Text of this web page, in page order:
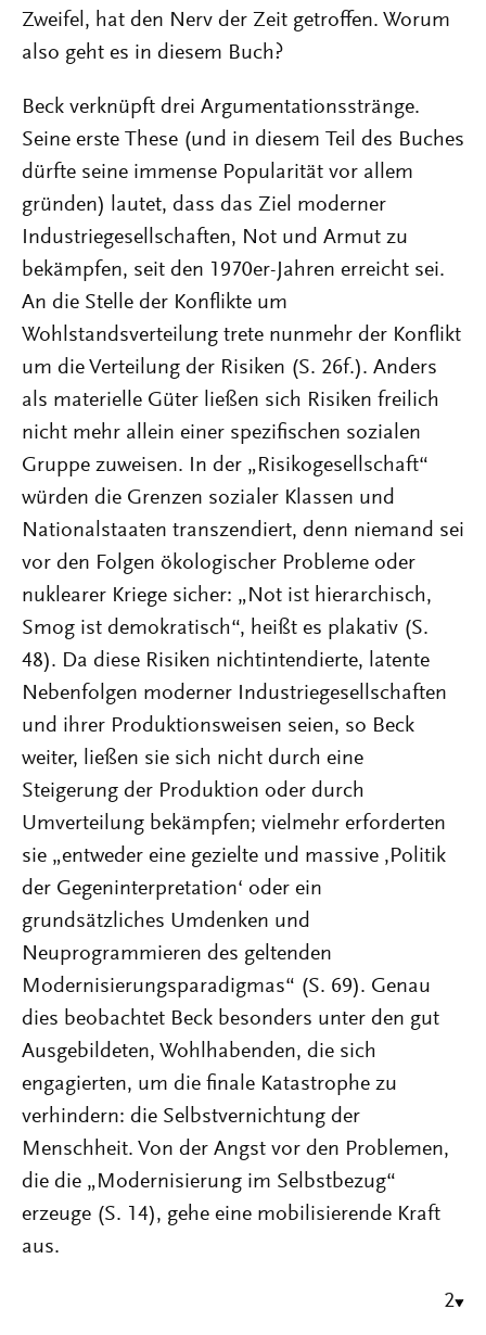
Zweifel, hat den Nerv der Zeit getroffen. Worum
also geht es in diesem Buch?
Beck verknüpft drei Argumentationsstränge.
Seine erste These (und in diesem Teil des Buches
dürfte seine immense Popularität vor allem
gründen) lautet, dass das Ziel moderner
Industriegesellschaften, Not und Armut zu
bekämpfen, seit den 1970er-Jahren erreicht sei.
An die Stelle der Konflikte um
Wohlstandsverteilung trete nunmehr der Konflikt
um die Verteilung der Risiken (S. 26f.). Anders
als materielle Güter ließen sich Risiken freilich
nicht mehr allein einer spezifischen sozialen
Gruppe zuweisen. In der „Risikogesellschaft“
würden die Grenzen sozialer Klassen und
Nationalstaaten transzendiert, denn niemand sei
vor den Folgen ökologischer Probleme oder
nuklearer Kriege sicher: „Not ist hierarchisch,
Smog ist demokratisch“, heißt es plakativ (S.
48). Da diese Risiken nichtintendierte, latente
Nebenfolgen moderner Industriegesellschaften
und ihrer Produktionsweisen seien, so Beck
weiter, ließen sie sich nicht durch eine
Steigerung der Produktion oder durch
Umverteilung bekämpfen; vielmehr erforderten
sie „entweder eine gezielte und massive ‚Politik
der Gegeninterpretation‘ oder ein
grundsätzliches Umdenken und
Neuprogrammieren des geltenden
Modernisierungsparadigmas“ (S. 69). Genau
dies beobachtet Beck besonders unter den gut
Ausgebildeten, Wohlhabenden, die sich
engagierten, um die finale Katastrophe zu
verhindern: die Selbstvernichtung der
Menschheit. Von der Angst vor den Problemen,
die die „Modernisierung im Selbstbezug“
erzeuge (S. 14), gehe eine mobilisierende Kraft
aus.
2